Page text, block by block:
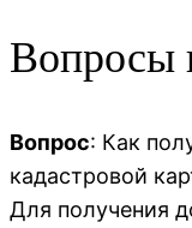
Вопросы
Вопрос: Как
кадастровой
Для получения